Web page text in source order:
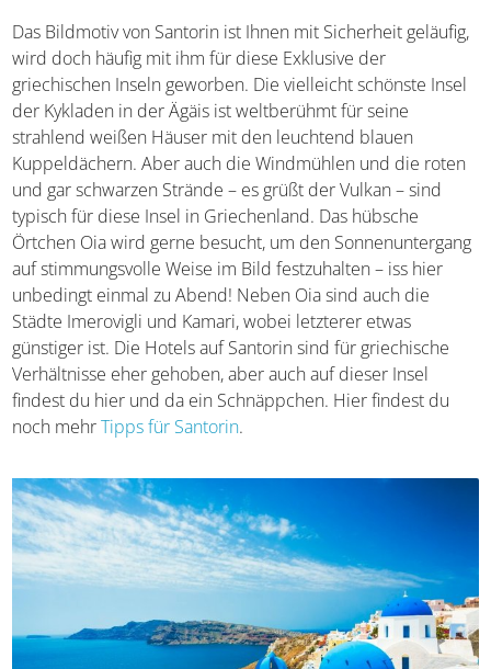
Das Bildmotiv von Santorin ist Ihnen mit Sicherheit
geläufig, wird doch häufig mit ihm für diese Exklusive der
griechischen Inseln geworben. Die vielleicht schönste
Insel der Kykladen in der Ägäis ist weltberühmt für seine
strahlend weißen Häuser mit den leuchtend blauen
Kuppeldächern. Aber auch die Windmühlen und die
roten und gar schwarzen Strände – es grüßt der Vulkan –
sind typisch für diese Insel in Griechenland. Das hübsche
Örtchen Oia wird gerne besucht, um den
Sonnenuntergang auf stimmungsvolle Weise im Bild
festzuhalten – iss hier unbedingt einmal zu Abend! Neben
Oia sind auch die Städte Imerovigli und Kamari, wobei
letzterer etwas günstiger ist. Die Hotels auf Santorin sind
für griechische Verhältnisse eher gehoben, aber auch auf
dieser Insel findest du hier und da ein Schnäppchen. Hier
findest du noch mehrTipps für Santorin